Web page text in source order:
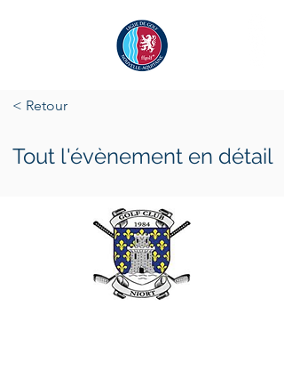
< Retour
Tout l'évènement en détail